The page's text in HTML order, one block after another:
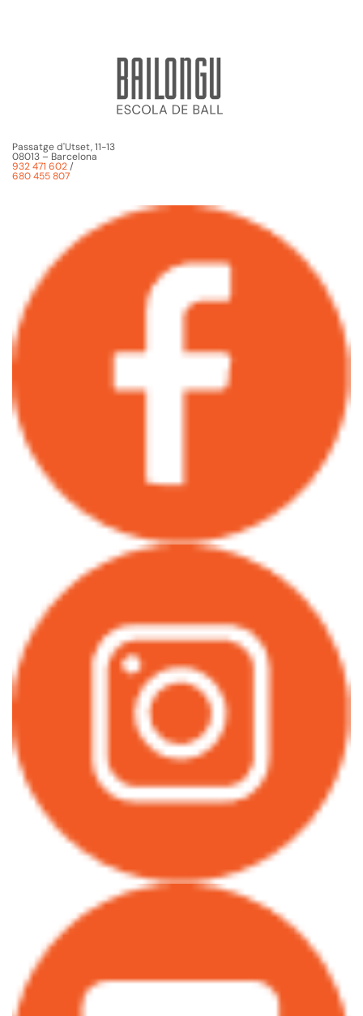
Passatge d'Utset, 11-13
08013 – Barcelona
932 471 602/
680 455 807